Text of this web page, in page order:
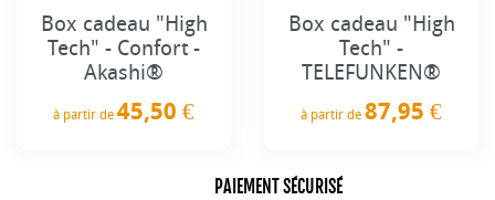
Box cadeau "High
Tech" - Confort -
Akashi®
à partir de 45,50 €
Box cadeau "High
Tech" -
TELEFUNKEN®
à partir de 87,95 €
PAIEMENT SÉCURISÉ